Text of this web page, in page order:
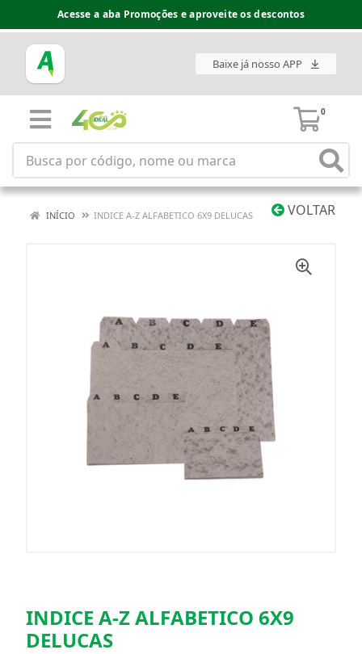
Acesse a aba Promoções e aproveite os descontos
Baixe já nosso APP
0
VOLTAR
INÍCIO INDICE A-Z ALFABETICO 6X9 DELUCAS
INDICE A-Z ALFABETICO 6X9
DELUCAS